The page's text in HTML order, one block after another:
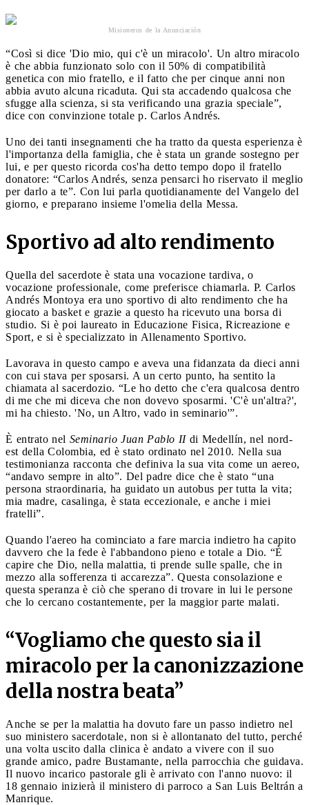
Misioneros de la Anunciación
“Così si dice 'Dio mio, qui c'è un miracolo'. Un altro miracolo
è che abbia funzionato solo con il 50% di compatibilità
genetica con mio fratello, e il fatto che per cinque anni non
abbia avuto alcuna ricaduta. Qui sta accadendo qualcosa che
sfugge alla scienza, si sta verificando una grazia speciale”,
dice con convinzione totale p. Carlos Andrés.
Uno dei tanti insegnamenti che ha tratto da questa esperienza è
l'importanza della famiglia, che è stata un grande sostegno per
lui, e per questo ricorda cos'ha detto tempo dopo il fratello
donatore: “Carlos Andrés, senza pensarci ho riservato il meglio
per darlo a te”. Con lui parla quotidianamente del Vangelo del
giorno, e preparano insieme l'omelia della Messa.
Sportivo ad alto rendimento
Quella del sacerdote è stata una vocazione tardiva, o
vocazione professionale, come preferisce chiamarla. P. Carlos
Andrés Montoya era uno sportivo di alto rendimento che ha
giocato a basket e grazie a questo ha ricevuto una borsa di
studio. Si è poi laureato in Educazione Fisica, Ricreazione e
Sport, e si è specializzato in Allenamento Sportivo.
Lavorava in questo campo e aveva una fidanzata da dieci anni
con cui stava per sposarsi. A un certo punto, ha sentito la
chiamata al sacerdozio. “Le ho detto che c'era qualcosa dentro
di me che mi diceva che non dovevo sposarmi. 'C'è un'altra?',
mi ha chiesto. 'No, un Altro, vado in seminario'”.
È entrato nel Seminario Juan Pablo II di Medellín, nel nord-
est della Colombia, ed è stato ordinato nel 2010. Nella sua
testimonianza racconta che definiva la sua vita come un aereo,
“andavo sempre in alto”. Del padre dice che è stato “una
persona straordinaria, ha guidato un autobus per tutta la vita;
mia madre, casalinga, è stata eccezionale, e anche i miei
fratelli”.
Quando l'aereo ha cominciato a fare marcia indietro ha capito
davvero che la fede è l'abbandono pieno e totale a Dio. “È
capire che Dio, nella malattia, ti prende sulle spalle, che in
mezzo alla sofferenza ti accarezza”. Questa consolazione e
questa speranza è ciò che sperano di trovare in lui le persone
che lo cercano costantemente, per la maggior parte malati.
“Vogliamo che questo sia il
miracolo per la canonizzazione
della nostra beata”
Anche se per la malattia ha dovuto fare un passo indietro nel
suo ministero sacerdotale, non si è allontanato del tutto, perché
una volta uscito dalla clinica è andato a vivere con il suo
grande amico, padre Bustamante, nella parrocchia che guidava.
Il nuovo incarico pastorale gli è arrivato con l'anno nuovo: il
18 gennaio inizierà il ministero di parroco a San Luis Beltrán a
Manrique.